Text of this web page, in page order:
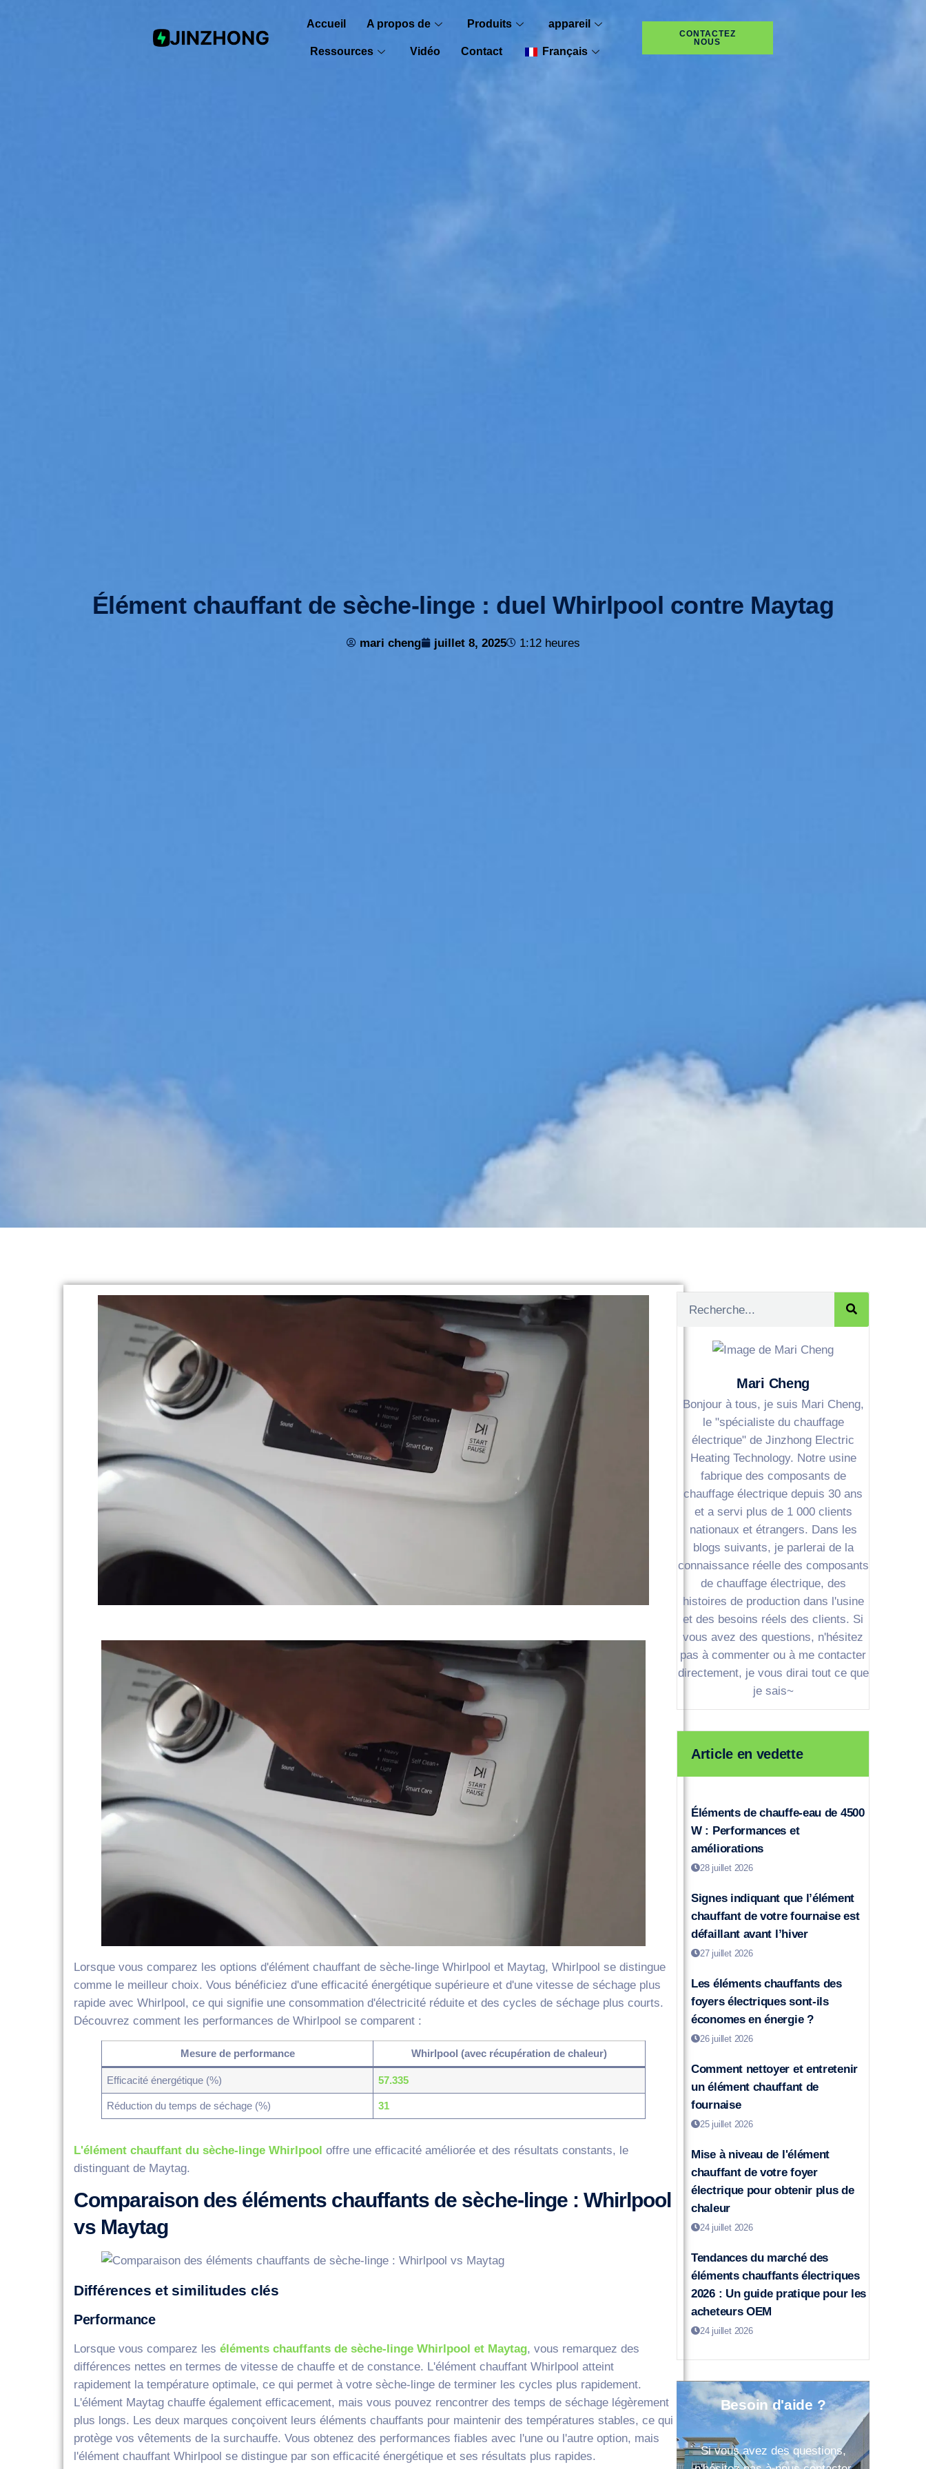
Accueil A propos de Produits appareil
Ressources Vidéo Contact Français
CONTACTEZ
NOUS
Élément chauffant de sèche-linge : duel Whirlpool contre Maytag
mari cheng juillet 8, 2025 1:12 heures
Lorsque vous comparez les options d'élément chauffant de sèche-linge Whirlpool et Maytag, Whirlpool se distingue
comme le meilleur choix. Vous bénéficiez d'une efficacité énergétique supérieure et d'une vitesse de séchage plus
rapide avec Whirlpool, ce qui signifie une consommation d'électricité réduite et des cycles de séchage plus courts.
Découvrez comment les performances de Whirlpool se comparent :
Mesure de performance Whirlpool (avec récupération de chaleur)
Efficacité énergétique (%) 57.335
Réduction du temps de séchage (%) 31
L'élément chauffant du sèche-linge Whirlpool offre une efficacité améliorée et des résultats constants, le
distinguant de Maytag.
Comparaison des éléments chauffants de sèche-linge : Whirlpool
vs Maytag
Différences et similitudes clés
Performance
Lorsque vous comparez les éléments chauffants de sèche-linge Whirlpool et Maytag, vous remarquez des
différences nettes en termes de vitesse de chauffe et de constance. L'élément chauffant Whirlpool atteint
rapidement la température optimale, ce qui permet à votre sèche-linge de terminer les cycles plus rapidement.
L'élément Maytag chauffe également efficacement, mais vous pouvez rencontrer des temps de séchage légèrement
plus longs. Les deux marques conçoivent leurs éléments chauffants pour maintenir des températures stables, ce qui
protège vos vêtements de la surchauffe. Vous obtenez des performances fiables avec l'une ou l'autre option, mais
l'élément chauffant Whirlpool se distingue par son efficacité énergétique et ses résultats plus rapides.
Mari Cheng
Bonjour à tous, je suis Mari Cheng,
le "spécialiste du chauffage
électrique" de Jinzhong Electric
Heating Technology. Notre usine
fabrique des composants de
chauffage électrique depuis 30 ans
et a servi plus de 1 000 clients
nationaux et étrangers. Dans les
blogs suivants, je parlerai de la
connaissance réelle des composants
de chauffage électrique, des
histoires de production dans l'usine
et des besoins réels des clients. Si
vous avez des questions, n'hésitez
pas à commenter ou à me contacter
directement, je vous dirai tout ce que
je sais~
Article en vedette
Éléments de chauffe-eau de 4500
W : Performances et
améliorations
28 juillet 2026
Signes indiquant que l’élément
chauffant de votre fournaise est
défaillant avant l’hiver
27 juillet 2026
Les éléments chauffants des
foyers électriques sont-ils
économes en énergie ?
26 juillet 2026
Comment nettoyer et entretenir
un élément chauffant de
fournaise
25 juillet 2026
Mise à niveau de l'élément
chauffant de votre foyer
électrique pour obtenir plus de
chaleur
24 juillet 2026
Tendances du marché des
éléments chauffants électriques
2026 : Un guide pratique pour les
acheteurs OEM
24 juillet 2026
Besoin d'aide ?
Si vous avez des questions,